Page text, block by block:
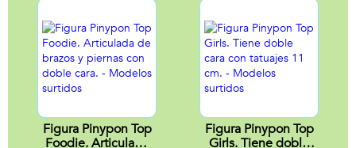
Figura Pinypon Top
Foodie. Articulada
Figura Pinypon Top
Girls. Tiene doble